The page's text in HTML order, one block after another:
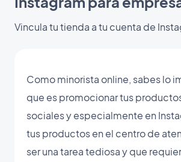
Vincula tu tienda a tu cuenta de
Como minorista online, sabes lo
que es promocionar tus
sociales y especialmente en
tus productos en el centro de
ser una tarea tediosa y que